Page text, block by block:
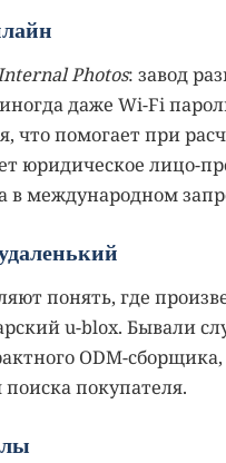
Photos: завод
даже Wi-Fi
что помогает при
юридическое лицо-
в международном
понять, где
u-blox. Бывали
ODM-
покупателя.